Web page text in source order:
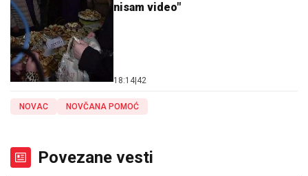
nisam video"
18:14 42
NOVAC NOVČANA POMOĆ
Povezane vesti